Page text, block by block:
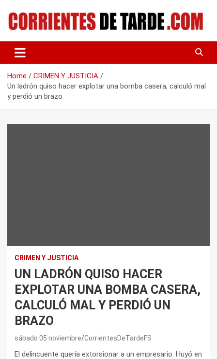
content
CORRIENTES DE TARDE
Home
CRIMEN Y JUSTICIA
Un ladrón quiso hacer explotar una bomba casera, calculó mal
y perdió un brazo
CRIMEN Y JUSTICIA
UN LADRÓN QUISO HACER
EXPLOTAR UNA BOMBA CASERA,
CALCULÓ MAL Y PERDIÓ UN
BRAZO
sábado 05 noviembre CorrientesDeTardeFS
El delincuente quería extorsionar a un empresario. Huyó en